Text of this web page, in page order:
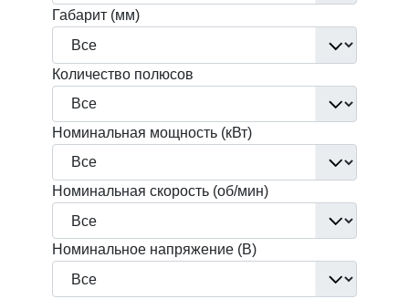
Габарит (мм)
Количество полюсов
Номинальная мощность (кВт)
Номинальная скорость (об/мин)
Номинальное напряжение (В)